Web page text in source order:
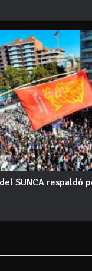
SUNCA respaldó